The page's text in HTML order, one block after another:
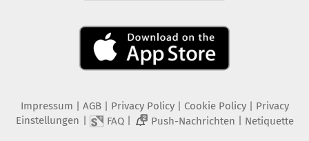
Impressum AGB Privacy Policy| Cookie Policy| Privacy
Einstellungen
FAQ| 2 Push-Nachrichten Netiquette